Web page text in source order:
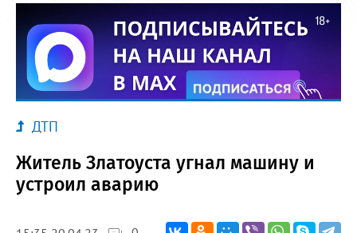
ДТП
Житель Златоуста угнал машину и
устроил аварию